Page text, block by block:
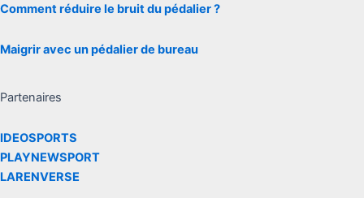
Comment réduire le bruit du pédalier ?
Maigrir avec un pédalier de bureau
Partenaires
IDEOSPORTS
PLAYNEWSPORT
LARENVERSE